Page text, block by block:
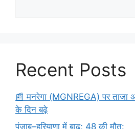
Recent Posts
​📰 मनरेगा (MGNREGA) पर ताजा
के दिन बढ़े
पंजाब–हरियाणा में बाढ़; 48 की मौत: